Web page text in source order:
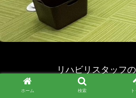
リハビリスタッフ
© 2023 リハビリスタッフ
ホーム 検索